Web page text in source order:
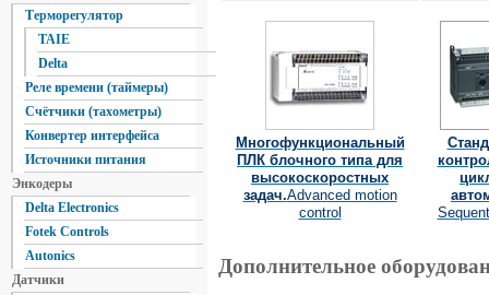
Терморегулятор
TAIE
Delta
Реле времени (таймеры)
Счётчики (тахометры)
Конвертер интерфейса
Источники питания
Энкодеры
Delta Electronics
Fotek Controls
Autonics
Датчики
Многофункциональный
ПЛК блочного типа для
высокоскоростных
задач.Advanced motion
control
Дополнительное